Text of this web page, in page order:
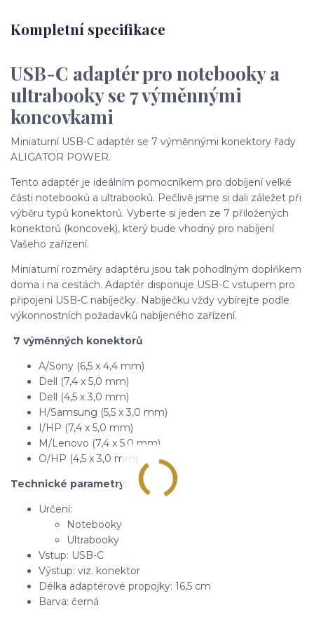
Kompletní specifikace
USB-C adaptér pro notebooky a
ultrabooky se 7 výměnnými
koncovkami
Miniaturní USB-C adaptér se 7 výměnnými konektory řady
ALIGATOR POWER.
Tento adaptér je ideálním pomocníkem pro dobíjení velké
části notebooků a ultrabooků. Pečlivě jsme si dali záležet při
výběru typů konektorů. Vyberte si jeden ze 7 přiložených
konektorů (koncovek), který bude vhodný pro nabíjení
Vašeho zařízení.
Miniaturní rozměry adaptéru jsou tak pohodlným doplňkem
doma i na cestách. Adaptér disponuje USB-C vstupem pro
připojení USB-C nabíječky. Nabíječku vždy vybírejte podle
výkonnostních požadavků nabíjeného zařízení.
7 výměnných konektorů
A/Sony (6,5 x 4,4 mm)
Dell (7,4 x 5,0 mm)
Dell (4,5 x 3,0 mm)
H/Samsung (5,5 x 3,0 mm)
I/HP (7,4 x 5,0 mm)
M/Lenovo (7,4 x 5,0 mm)
O/HP (4,5 x 3,0 mm)
Technické parametry:
Určení:
Notebooky
Ultrabooky
Vstup: USB-C
Výstup: viz. konektor
Délka adaptérové propojky: 16,5 cm
Barva: černá